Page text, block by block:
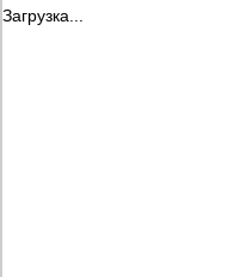
Загрузка...